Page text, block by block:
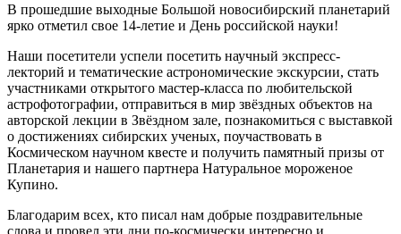
В прошедшие выходные Большой новосибирский планетарий
ярко отметил свое 14-летие и День российской науки!
Наши посетители успели посетить научный экспресс-
лекторий и тематические астрономические экскурсии, стать
участниками открытого мастер-класса по любительской
астрофотографии, отправиться в мир звёздных объектов на
авторской лекции в Звёздном зале, познакомиться с выставкой
о достижениях сибирских ученых, поучаствовать в
Космическом научном квесте и получить памятный призы от
Планетария и нашего партнера Натуральное мороженое
Купино.
Благодарим всех, кто писал нам добрые поздравительные
слова и провел эти дни по-космически интересно и